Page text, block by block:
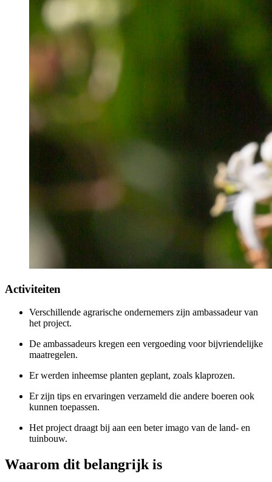
Activiteiten
Verschillende agrarische ondernemers zijn ambassadeur van
het project.
De ambassadeurs kregen een vergoeding voor bijvriendelijke
maatregelen.
Er werden inheemse planten geplant, zoals klaprozen.
Er zijn tips en ervaringen verzameld die andere boeren ook
kunnen toepassen.
Het project draagt bij aan een beter imago van de land- en
tuinbouw.
Waarom dit belangrijk is